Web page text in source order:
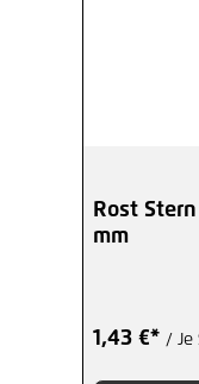
Rost
mm
1,43 €* / Je